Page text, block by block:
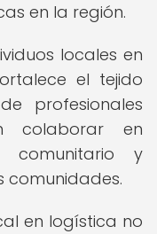
en la región.
locales en
el tejido
profesionales
colaborar en
comunitario y
comunidades.
en logística no